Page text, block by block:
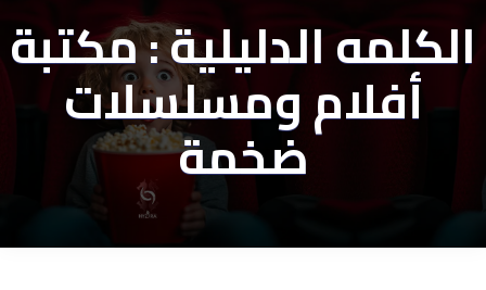
الكلمه الدليلية : مكتبة
أفلام ومسلسلات
ضخمة